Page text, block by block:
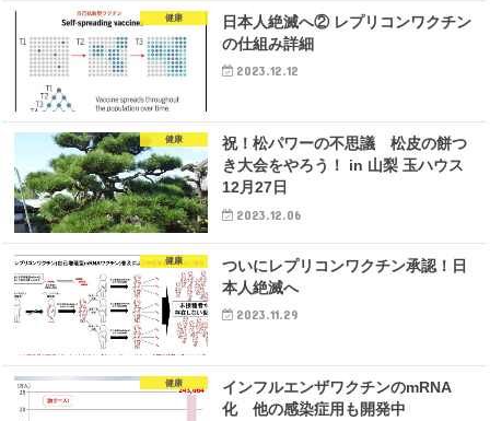
健康
日本人絶滅へ② レプリコンワクチン
の仕組み詳細
2023.12.12
健康
祝！松パワーの不思議 松皮の餅つ
き大会をやろう！ in 山梨 玉ハウス
12月27日
2023.12.06
健康
ついにレプリコンワクチン承認！日
本人絶滅へ
2023.11.29
健康
インフルエンザワクチンのmRNA
化 他の感染症用も開発中